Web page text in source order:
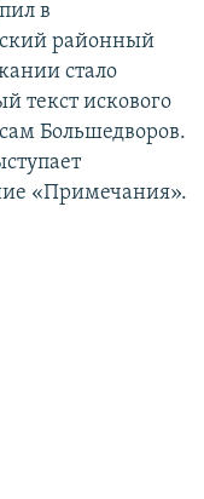
в
районный
стало
текст искового
Большедворов.
«Примечания».